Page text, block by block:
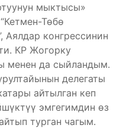
мыктысы»
Төбө
Аялдар конгрессинин
КР Жогорку
менен да сыйландым.
делегаты
айтылган кеп
эмгегимдин өз
турган чагым.